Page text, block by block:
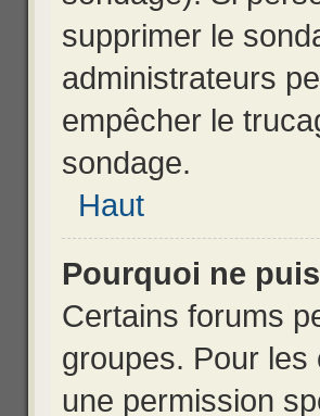
supprimer le
administrateurs
empêcher le
sondage.
Haut
Pourquoi ne
Certains forums
groupes. Pour
une permission